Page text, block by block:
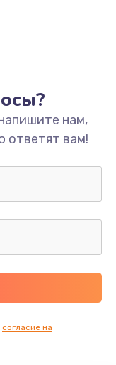
нам,
ответят вам!
согласие на